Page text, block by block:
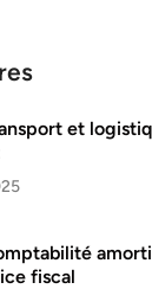
et
fiscal